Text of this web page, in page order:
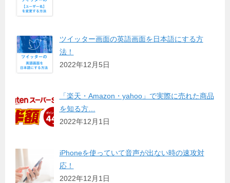
ツイッター画面の英語画面を日本語にする方
法！
2022年12月5日
「楽天・Amazon・yahoo」で実際に売れた商品
を知る方…
2022年12月1日
iPhoneを使っていて音声が出ない時の速攻対
応！
2022年12月1日